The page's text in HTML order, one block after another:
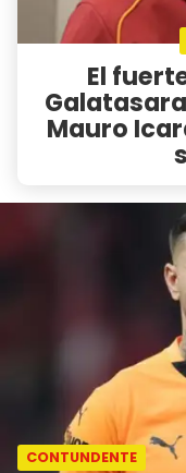
El
Mauro
CONTUNDENTE